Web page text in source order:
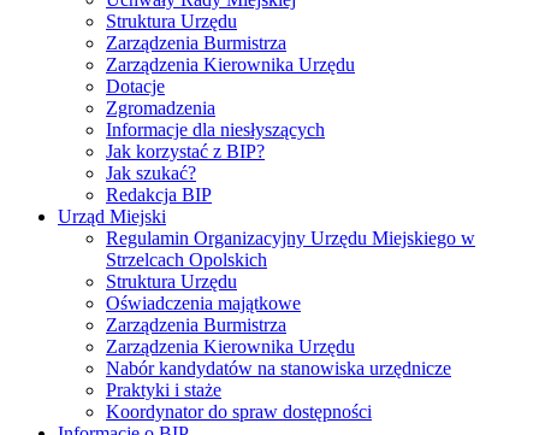
Struktura Urzędu
Zarządzenia Burmistrza
Zarządzenia Kierownika Urzędu
Dotacje
Zgromadzenia
Informacje dla niesłyszących
Jak korzystać z BIP?
Jak szukać?
Redakcja BIP
Urząd Miejski
Regulamin Organizacyjny Urzędu Miejskiego w
Strzelcach Opolskich
Struktura Urzędu
Oświadczenia majątkowe
Zarządzenia Burmistrza
Zarządzenia Kierownika Urzędu
Nabór kandydatów na stanowiska urzędnicze
Praktyki i staże
Koordynator do spraw dostępności